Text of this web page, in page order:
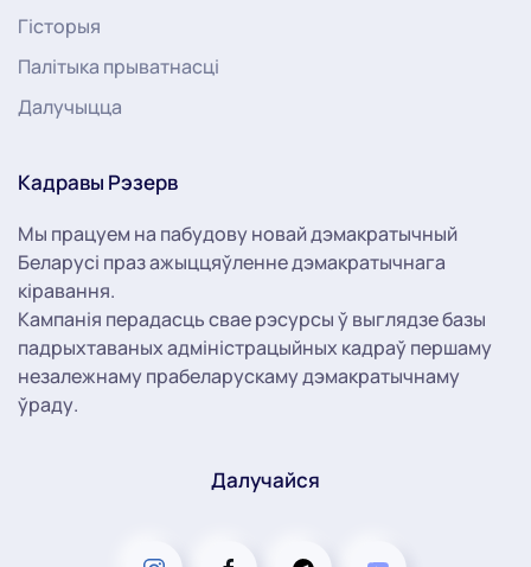
Гісторыя
Палітыка прыватнасці
Далучыцца
Кадравы Рэзерв
Мы працуем на пабудову новай дэмакратычный
Беларусі праз ажыццяўленне дэмакратычнага
кіравання.
Кампанія перадасць свае рэсурсы ў выглядзе базы
падрыхтаваных адміністрацыйных кадраў першаму
незалежнаму прабеларускаму дэмакратычнаму
ўраду.
Далучайся